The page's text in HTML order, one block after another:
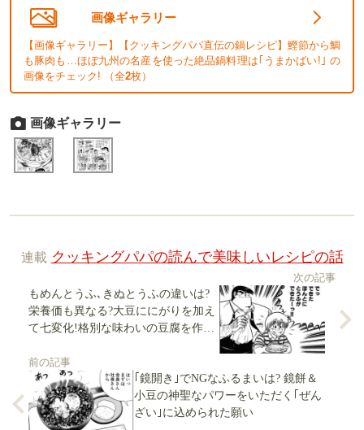
画像ギャラリー
【画像ギャラリー】【クッキングパパ直伝の鍋レシピ】鰹節から鯛
も豚肉も…ほぼ九州の名産を使った絶品鍋料理は｢うまかばい!｣ の
画像をチェック! （全2枚）
画像ギャラリー
連載 クッキングパパの読んで美味しいレシピの話
次の記事
もめんとうふ､きぬとうふの違いは?
栄養価も異なる?大豆ににがりを加え
て七変化!格別な味わいの豆腐を作ろ
前の記事
｢鏡開き｣でNGなふるまいは? 鏡餅＆
小豆の神聖なパワーをいただく｢ぜん
ざい｣に込められた願い